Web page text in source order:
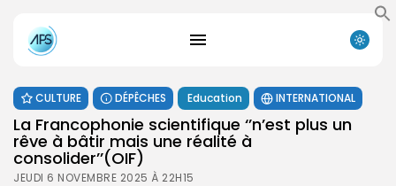
CULTURE DÉPÊCHES Education INTERNATIONAL
La Francophonie scientifique ‘’n’est plus un
rêve à bâtir mais une réalité à
consolider’’(OIF)
JEUDI 6 NOVEMBRE 2025 À 22H15